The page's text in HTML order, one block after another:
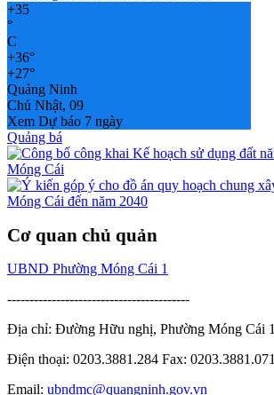
+35
°
C
+36°
+27°
Quảng Ninh
Chủ Nhật, 09
Xem Dự báo 7 ngày
Quảng bá
Cơ quan chủ quản
UBND Phường Móng Cái 1
-----------------------------------------
Địa chỉ: Đường Hữu nghị, Phường Móng Cái 1
Điện thoại: 0203.3881.284 Fax: 0203.3881.071
Email: ubndmc@quangninh.gov.vn